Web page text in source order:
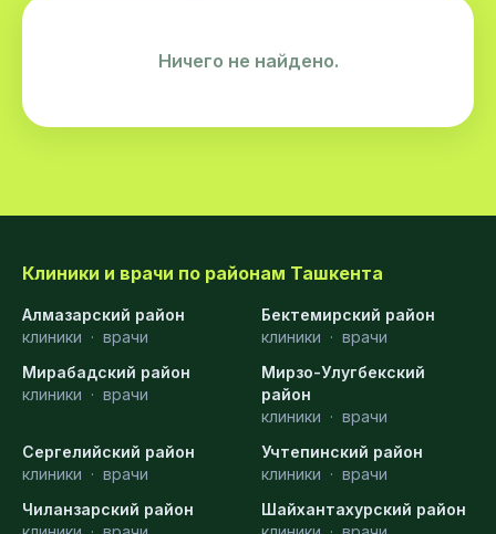
Ничего не найдено.
Клиники и врачи по районам Ташкента
Алмазарский район
клиники · врачи
Бектемирский район
клиники · врачи
Мирабадский район
клиники · врачи
Мирзо-Улугбекский
район
клиники · врачи
Сергелийский район
клиники · врачи
Учтепинский район
клиники · врачи
Чиланзарский район
Шайхантахурский район